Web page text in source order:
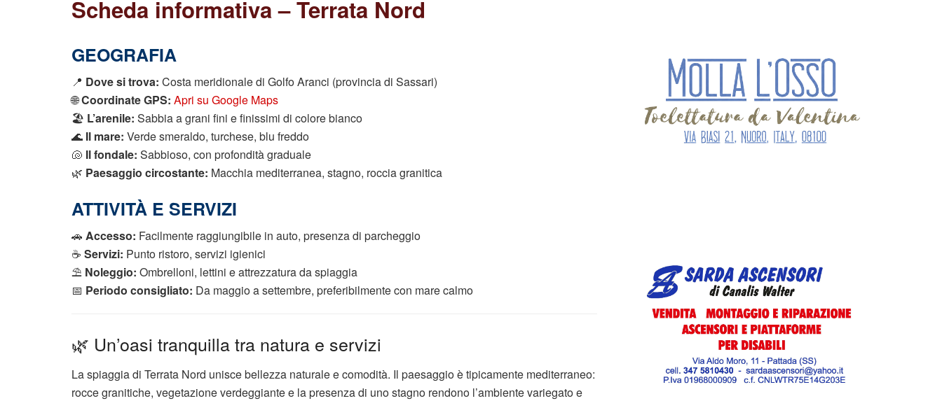
Scheda informativa – Terrata Nord
GEOGRAFIA
📍 Dove si trova: Costa meridionale di Golfo Aranci (provincia di Sassari)
🌐Coordinate GPS: Apri su Google Maps
🏖️ L’arenile: Sabbia a grani fini e finissimi di colore bianco
🌊 Il mare: Verde smeraldo, turchese, blu freddo
🐚 Il fondale: Sabbioso, con profondità graduale
🌿 Paesaggio circostante: Macchia mediterranea, stagno, roccia granitica
ATTIVITÀ E SERVIZI
🚗 Accesso: Facilmente raggiungibile in auto, presenza di parcheggio
☕ Servizi: Punto ristoro, servizi igienici
⛱️ Noleggio: Ombrelloni, lettini e attrezzatura da spiaggia
📅 Periodo consigliato: Da maggio a settembre, preferibilmente con mare calmo
🌿 Un’oasi tranquilla tra natura e servizi
La spiaggia di Terrata Nord unisce bellezza naturale e comodità. Il paesaggio è tipicamente mediterraneo:
rocce granitiche, vegetazione verdeggiante e la presenza di uno stagno rendono l’ambiente variegato e